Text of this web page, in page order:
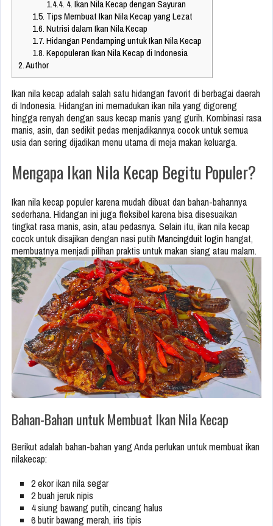
1.4.4. 4. Ikan Nila Kecap dengan Sayuran
1.5. Tips Membuat Ikan Nila Kecap yang Lezat
1.6.Nutrisi dalam Ikan Nila Kecap
1.7.Hidangan Pendamping untuk Ikan Nila Kecap
1.8.Kepopuleran Ikan Nila Kecap di Indonesia
2.Author
Ikan nila kecap adalah salah satu hidangan favorit di berbagai daerah
di Indonesia. Hidangan ini memadukan ikan nila yang digoreng
hingga renyah dengan saus kecap manis yang gurih. Kombinasi rasa
manis, asin, dan sedikit pedas menjadikannya cocok untuk semua
usia dan sering dijadikan menu utama di meja makan keluarga.
Mengapa Ikan Nila Kecap Begitu Populer?
Ikan nila kecap populer karena mudah dibuat dan bahan-bahannya
sederhana. Hidangan ini juga fleksibel karena bisa disesuaikan
tingkat rasa manis, asin, atau pedasnya. Selain itu, ikan nila kecap
cocok untuk disajikan dengan nasi putih Mancingduit loginhangat,
membuatnya menjadi pilihan praktis untuk makan siang atau malam.
Bahan-Bahan untuk Membuat Ikan Nila Kecap
Berikut adalah bahan-bahan yang Anda perlukan untuk membuat ikan
nilakecap:
2 ekor ikan nila segar
2 buah jeruk nipis
4 siung bawang putih, cincang halus
6 butir bawang merah, iris tipis